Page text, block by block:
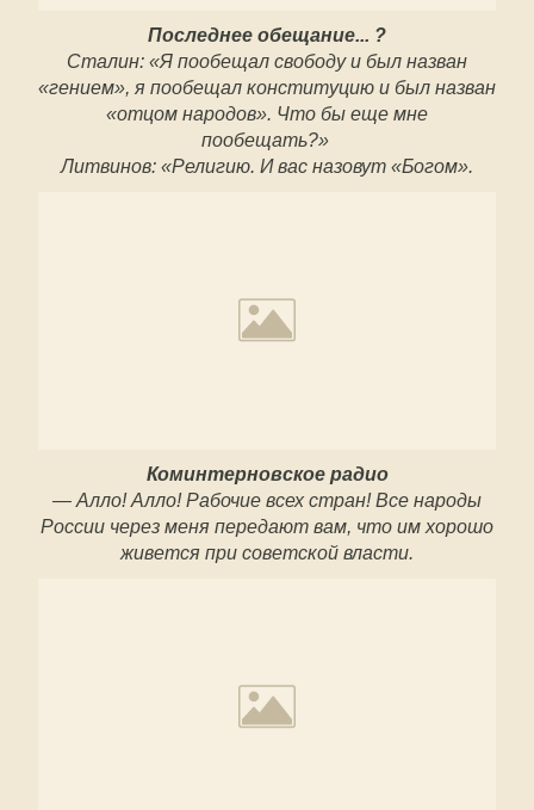
Последнее обещание... ?
Сталин: «Я пообещал свободу и был назван
«гением», я пообещал конституцию и был назван
«отцом народов». Что бы еще мне
пообещать?»
Литвинов: «Религию. И вас назовут «Богом».
Коминтерновское радио
— Алло! Алло! Рабочие всех стран! Все народы
России через меня передают вам, что им хорошо
живется при советской власти.